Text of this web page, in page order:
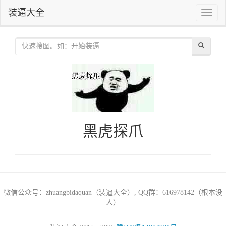
Toggle
装逼大全
黑虎探爪
微信公众号：zhuangbidaquan（装逼大全）, QQ群：616978142（根本没
人）